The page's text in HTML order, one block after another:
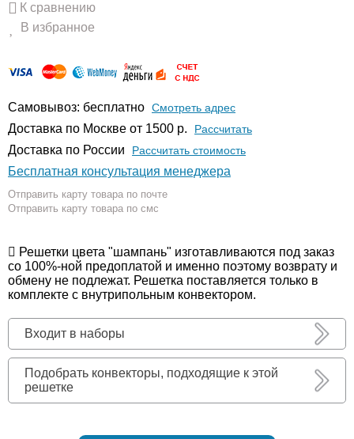
К сравнению
В избранное
Самовывоз: бесплатно Смотреть адрес
Доставка по Москве от 1500 р. Расcчитать
Доставка по России Рассчитать стоимость
Бесплатная консультация менеджера
Отправить карту товара по почте
Отправить карту товара по смс
Решетки цвета "шампань" изготавливаются под заказ
со 100%-ной предоплатой и именно поэтому возврату и
обмену не подлежат. Решетка поставляется только в
комплекте с внутрипольным конвектором.
Входит в наборы
Подобрать конвекторы, подходящие к этой
решетке